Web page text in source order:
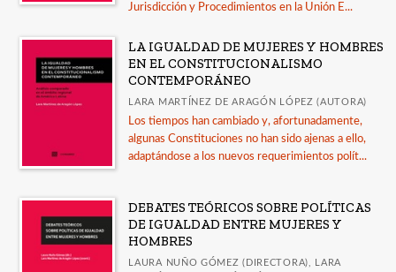
Derecho romano
+ Filosofía
Ver todas... (11)
CATÁLOGOS
Guía de uso de la IA en la revisión por pares
Jurisdicción y Procedimientos en la Unión E...
LA IGUALDAD DE MUJERES Y HOMBRES
EN EL CONSTITUCIONALISMO
CONTEMPORÁNEO
LARA MARTÍNEZ DE ARAGÓN LÓPEZ (AUTORA)
Los tiempos han cambiado y, afortunadamente,
algunas Constituciones no han sido ajenas a ello,
adaptándose a los nuevos requerimientos polít...
DEBATES TEÓRICOS SOBRE POLÍTICAS
DE IGUALDAD ENTRE MUJERES Y
HOMBRES
LAURA NUÑO GÓMEZ (DIRECTORA), LARA